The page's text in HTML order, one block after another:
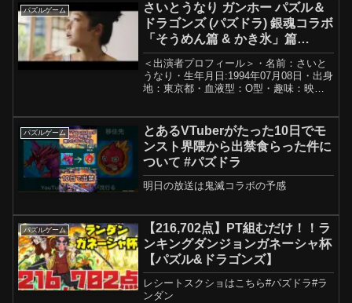
パズルゲーム
さいとうなり ガンホー パズル＆
ドラゴンズ (パズドラ) 銀魂コラボ
「そうめん篇 & かき氷」篇
TVCM
＜出演者プロフィール＞・名前：さいと
うなり・生年月日:1994年07月08日・出身
地：東京都・血液型：O型・趣味：映画
とうさんが出演したほっともっ...
パズルゲーム
とあるVTuberがたった10日でモ
ンスト界隈から出禁食らった件に
ついて #パズドラ
明日の放送は鬼滅コラボの予感
パズルゲーム
【216,702点】PT組むだけ！！ラ
ンキングダンジョンガネーシャ杯
【パズル&ドラゴンズ】
レシートスクショはこちら#パズドラ#ラ
ンダン